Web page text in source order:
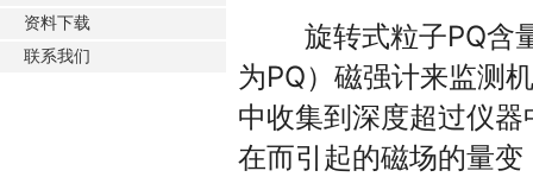
资料下载
联系我们
旋转式粒子PQ含
为PQ）磁强计来监测
中收集到深度超过仪
在而引起的磁场的量